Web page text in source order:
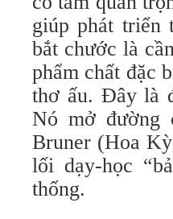
giúp phát triển
bắt chước là
phẩm chất đặc
thơ ấu. Đây là
Nó mở đường
Bruner (Hoa
lối dạy-học
thống.